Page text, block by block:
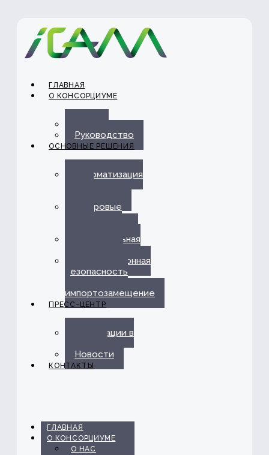
ГЛАВНАЯ
О КОНСОРЦИУМЕ
Руководство
ОСНОВНЫЕ РЕШЕНИЯ
Автоматизация
Цифровые
Омниканальная
Информационная
безопасность
импортозамещение
ПРЕСС-ЦЕНТР
Публикации в
Новости
КОНТАКТЫ
ГЛАВНАЯ
О КОНСОРЦИУМЕ
О НАС